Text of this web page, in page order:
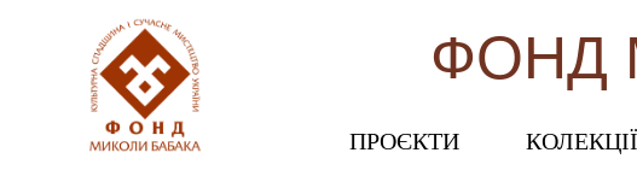
ФОНД
ПРОЄКТИ КОЛЕКЦІЇ